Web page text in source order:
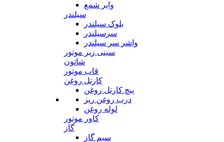
وایر شمع
سیلندر
بلوک سیلندر
سرسیلندر
واشر سر سیلندر
سینی زیر موتور
شاتون
قاب موتور
کارتل روغن
پیچ کارتل روغن
درب روغن ریز
لوله روغن
کاور موتور
گاز
سیم گاز